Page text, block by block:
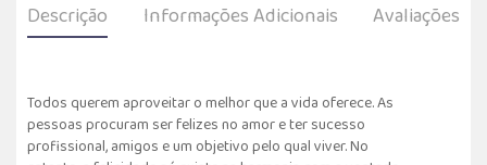
Descrição Informações Adicionais Avaliações
Todos querem aproveitar o melhor que a vida oferece. As
pessoas procuram ser felizes no amor e ter sucesso
profissional, amigos e um objetivo pelo qual viver. No